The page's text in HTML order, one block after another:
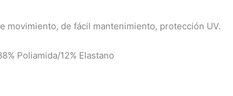
movimiento, de fácil mantenimiento, protección UV.
Poliamida/12% Elastano